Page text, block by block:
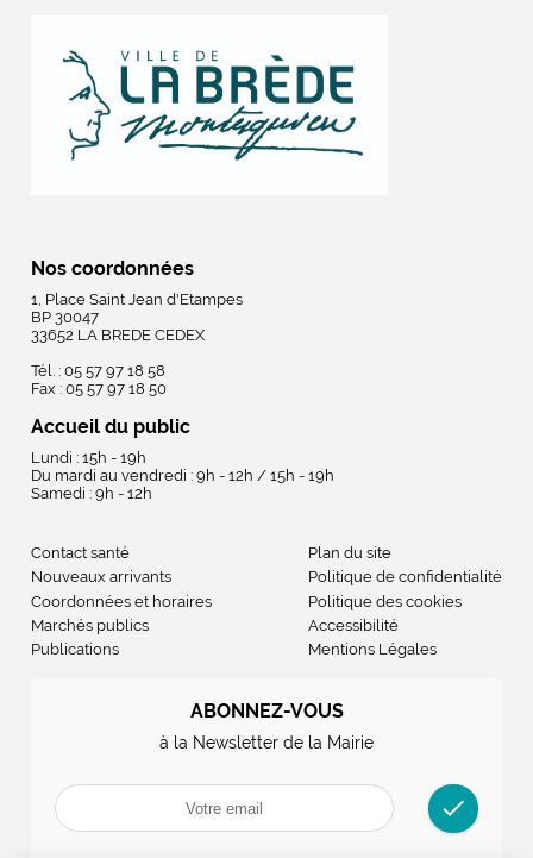
Nos coordonnées
1, Place Saint Jean d'Etampes
BP 30047
33652 LA BREDE CEDEX
Tél. : 05 57 97 18 58
Fax : 05 57 97 18 50
Accueil du public
Lundi : 15h - 19h
Du mardi au vendredi : 9h - 12h / 15h - 19h
Samedi : 9h - 12h
Contact santé
Nouveaux arrivants
Coordonnées et horaires
Marchés publics
Publications
Plan du site
Politique de confidentialité
Politique des cookies
Accessibilité
Mentions Légales
ABONNEZ-VOUS
à la Newsletter de la Mairie
check